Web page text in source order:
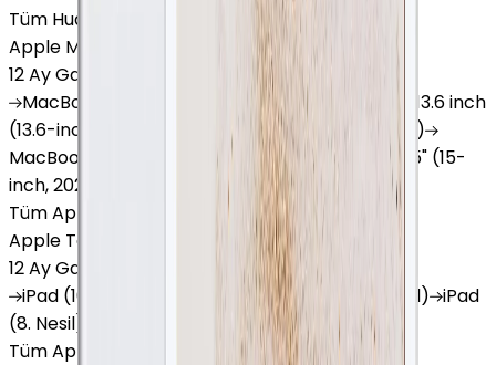
Tüm Huawei Tablet'ler
Apple Macbook
12 Ay Garanti
MacBook
Air 13" (13-inch, 2020) MacBook
Air 13.6 inch
(13.6-inch, 2022)
MacBook
Air 13" (13-inch, 2019)
MacBook
Pro 16" (16-inch, 2019) MacBook
Air 15" (15-
inch, 2024)
Air 13"
Tüm Apple Macbook'lar
Apple Tablet
12 Ay Garanti
iPad (10. Nesil) Air (6. Nesil) (9. Nesil) iPad
(8. Nesil)
iPadAir (2. Nesil)
Tüm Apple Tablet'ler